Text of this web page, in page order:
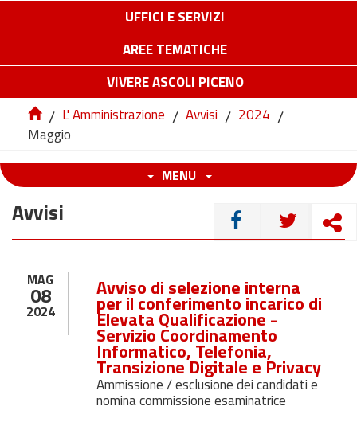
UFFICI E SERVIZI
AREE TEMATICHE
VIVERE ASCOLI PICENO
/ L' Amministrazione / Avvisi / 2024 /
Maggio
MENU
CONDIVIDI
Avvisi
MAG
08
2024
Avviso di selezione interna
per il conferimento incarico di
Elevata Qualificazione -
Servizio Coordinamento
Informatico, Telefonia,
Transizione Digitale e Privacy
Ammissione / esclusione dei candidati e
nomina commissione esaminatrice